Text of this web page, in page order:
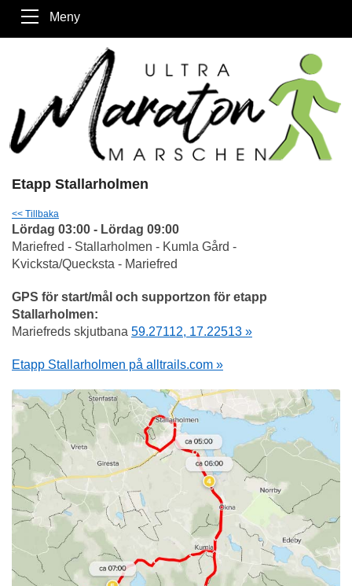
Meny
Etapp Stallarholmen
<< Tillbaka
Lördag 03:00 - Lördag 09:00
Mariefred - Stallarholmen - Kumla Gård -
Kvicksta/Quecksta - Mariefred
GPS för start/mål och supportzon för etapp
Stallarholmen:
Mariefreds skjutbana 59.27112, 17.22513 »
Etapp Stallarholmen på alltrails.com »